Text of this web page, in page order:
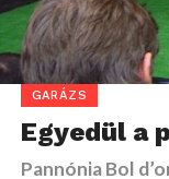
GARÁZS
Egyedül a
Pannónia Bol